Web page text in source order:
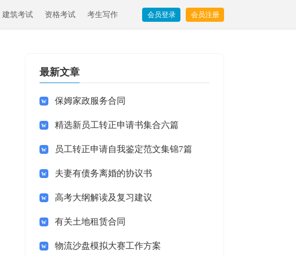
建筑考试 资格考试 考生写作 会员登录 会员注册
最新文章
保姆家政服务合同
精选新员工转正申请书集合六篇
员工转正申请自我鉴定范文集锦7篇
夫妻有债务离婚的协议书
高考大纲解读及复习建议
有关土地租赁合同
物流沙盘模拟大赛工作方案